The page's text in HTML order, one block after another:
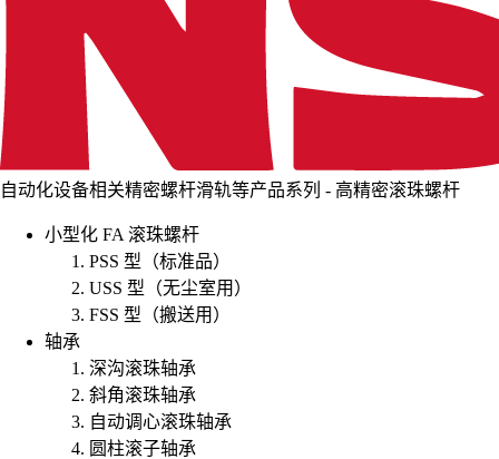
自动化设备相关精密螺杆滑轨等产品系列 - 高精密滚珠螺杆
小型化 FA 滚珠螺杆
PSS 型（标准品）
USS 型（无尘室用）
FSS 型（搬送用）
轴承
深沟滚珠轴承
斜角滚珠轴承
自动调心滚珠轴承
圆柱滚子轴承